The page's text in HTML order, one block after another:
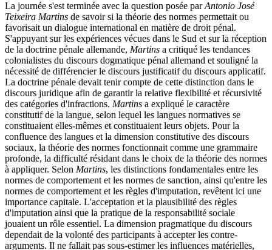
La journée s'est terminée avec la question posée parAntonio José
Teixeira Martins de savoir si la théorie des normes permettait ou
favorisait un dialogue international en matière de droit pénal.
S'appuyant sur les expériences vécues dans le Sud et sur la réception
de la doctrine pénale allemande, Martins a critiqué les tendances
colonialistes du discours dogmatique pénal allemand et souligné la
nécessité de différencier le discours justificatif du discours applicatif.
La doctrine pénale devait tenir compte de cette distinction dans le
discours juridique afin de garantir la relative flexibilité et récursivité
des catégories d'infractions. Martins a expliqué le caractère
constitutif de la langue, selon lequel les langues normatives se
constituaient elles-mêmes et constituaient leurs objets. Pour la
confluence des langues et la dimension constitutive des discours
sociaux, la théorie des normes fonctionnait comme une grammaire
profonde, la difficulté résidant dans le choix de la théorie des normes
à appliquer. Selon Martins, les distinctions fondamentales entre les
normes de comportement et les normes de sanction, ainsi qu'entre les
normes de comportement et les règles d'imputation, revêtent ici une
importance capitale. L'acceptation et la plausibilité des règles
d'imputation ainsi que la pratique de la responsabilité sociale
jouaient un rôle essentiel. La dimension pragmatique du discours
dependait de la volonté des participants à accepter les contre-
arguments. Il ne fallait pas sous-estimer les influences matérielles,